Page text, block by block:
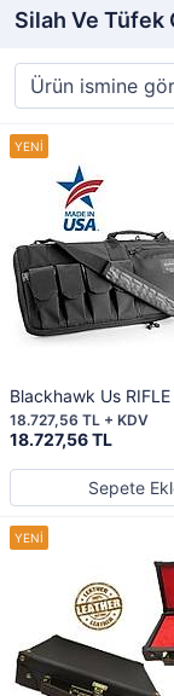
Silah Ve Tüfek
Blackhawk Us RIFLE
18.727,56 TL
18.727,56 TL + KDV
Sepete